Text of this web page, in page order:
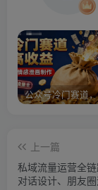
上一篇
私域流量运营全
对话设计、朋友